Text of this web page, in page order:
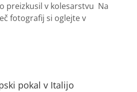
preizkusil v kolesarstvu Na
fotografij si oglejte v
pokal v Italijo